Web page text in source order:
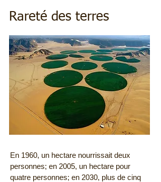
Rareté des terres
En 1960, un hectare nourrissait deux
personnes; en 2005, un hectare pour
quatre personnes; en 2030, plus de cinq